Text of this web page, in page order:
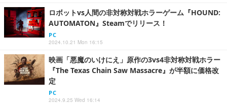
ロボットvs人間の非対称対戦ホラーゲーム『HOUND:
AUTOMATON』Steamでリリース！
PC
2024.10.21 Mon 16:15
映画「悪魔のいけにえ」原作の3vs4非対称対戦ホラー
『The Texas Chain Saw Massacre』が半額に価格改
定
PC
2024.9.25 Wed 16:14